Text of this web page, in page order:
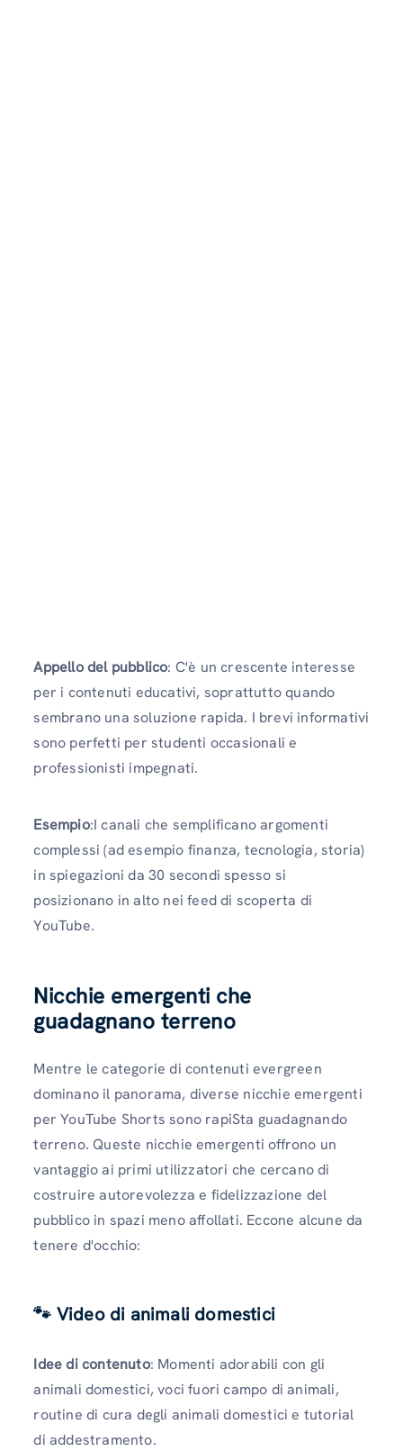
Appello del pubblico: C'è un crescente interesse
per i contenuti educativi, soprattutto quando
sembrano una soluzione rapida. I brevi informativi
sono perfetti per studenti occasionali e
professionisti impegnati.
Esempio:I canali che semplificano argomenti
complessi (ad esempio finanza, tecnologia, storia)
in spiegazioni da 30 secondi spesso si
posizionano in alto nei feed di scoperta di
YouTube.
Nicchie emergenti che
guadagnano terreno
Mentre le categorie di contenuti evergreen
dominano il panorama, diverse nicchie emergenti
per YouTube Shorts sono rapiSta guadagnando
terreno. Queste nicchie emergenti offrono un
vantaggio ai primi utilizzatori che cercano di
costruire autorevolezza e fidelizzazione del
pubblico in spazi meno affollati. Eccone alcune da
tenere d'occhio:
🐾 Video di animali domestici
Idee di contenuto: Momenti adorabili con gli
animali domestici, voci fuori campo di animali,
routine di cura degli animali domestici e tutorial
di addestramento.